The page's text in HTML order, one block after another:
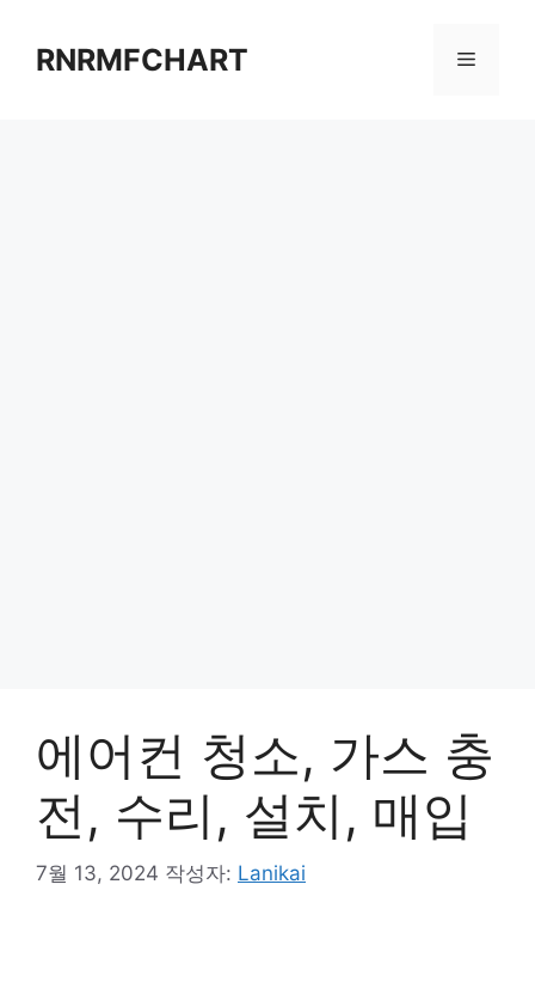
RNRMFCHART 메
에어컨 청소, 가스 충
전, 수리, 설치, 매입
7월 13, 2024 작성자: Lanikai